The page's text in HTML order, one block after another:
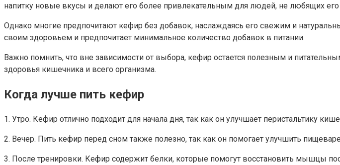
напитку новые вкусы и делают его более привлекательным для людей, не любящих его
Однако многие предпочитают кефир без добавок, наслаждаясь его свежим и
своим здоровьем и предпочитает минимальное количество добавок в питании.
Важно помнить, что вне зависимости от выбора, кефир остается полезным и
здоровья кишечника и всего организма.
Когда лучше пить кефир
1. Утро. Кефир отлично подходит для начала дня, так как он улучшает перистальтику
2. Вечер. Пить кефир перед сном также полезно, так как он помогает улучшить
3. После тренировки. Кефир содержит белки, которые помогут восстановить мышцы